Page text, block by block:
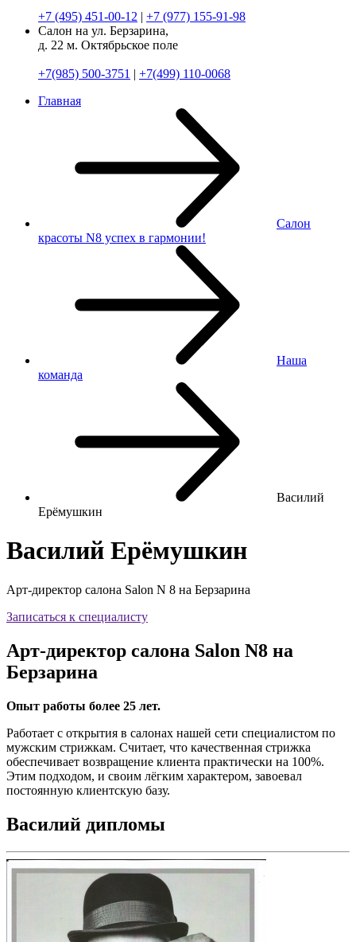
+7 (495) 451-00-12 | +7 (977) 155-91-98
Салон на ул. Берзарина,
д. 22 м. Октябрьское поле
+7(985) 500-3751 | +7(499) 110-0068
Главная
Салон
красоты N8 успех в гармонии!
Наша
команда
Василий
Ерёмушкин
Василий Ерёмушкин
Арт-директор салона Salon N 8 на Берзарина
Записаться к специалисту
Арт-директор салона Salon N8 на
Берзарина
Опыт работы более 25 лет.
Работает с открытия в салонах нашей сети специалистом по
мужским стрижкам. Считает, что качественная стрижка
обеспечивает возвращение клиента практически на 100%.
Этим подходом, и своим лёгким характером, завоевал
постоянную клиентскую базу.
Василий дипломы